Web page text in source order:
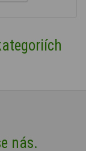
nás.